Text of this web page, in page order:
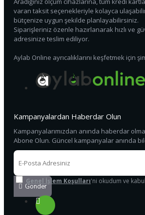
varan taksit seçenekleriyle kolayca
bütçenize uygun şekilde planlayabilirsiniz.
Siparişleriniz özenle hazırlanarak hızlı ve
adresinize teslim ediliyor.
Aylab Online ayrıcalıklarını keşfetmek için
Kampanyalardan Haberdar Olun
Kampanyalarımızdan anında haberdar
Abone Olun. Güncel kampanyalar anında
Gönder
Genel İşlem Koşulları'ni okudum ve